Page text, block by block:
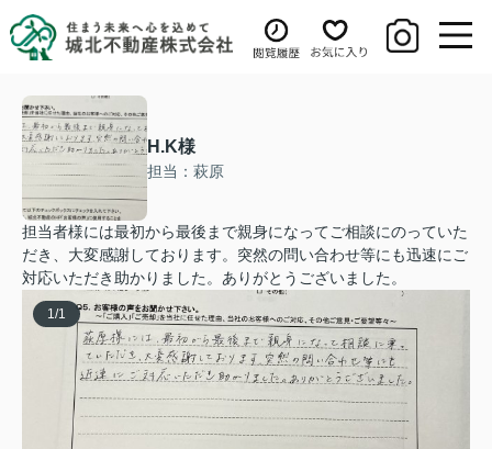
H.K様
担当：萩原
担当者様には最初から最後まで親身になってご相談にのっていた
だき、大変感謝しております。突然の問い合わせ等にも迅速にご
対応いただき助かりました。ありがとうございました。
1/1